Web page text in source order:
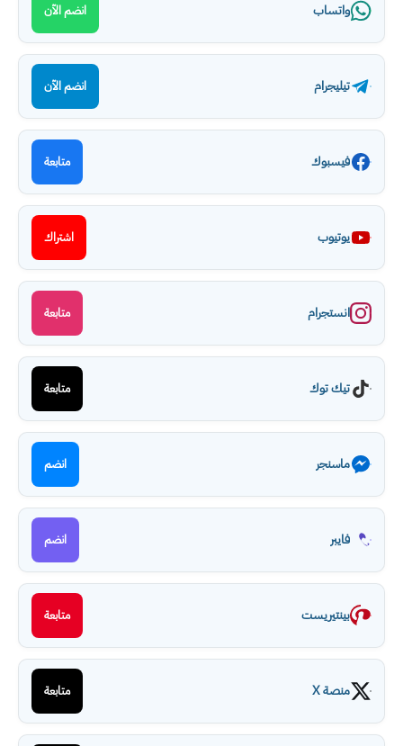
واتساب انضم الآن
تيليجرام انضم الآن
فيسبوك متابعة
يوتيوب اشتراك
انستجرام متابعة
تيك توك متابعة
ماسنجر انضم
فايبر انضم
بينتيريست متابعة
منصة X متابعة